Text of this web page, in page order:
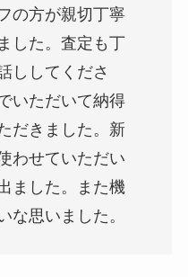
の方が親切丁寧
した。査定も丁
ししてくださ
いただいて納得
だきました。新
わせていただい
ました。また機
な思いました。